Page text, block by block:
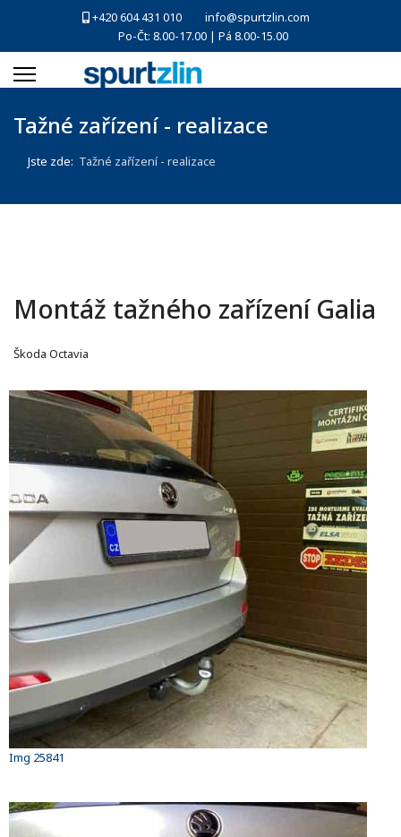
+420 604 431 010
info@spurtzlin.com
Po-Čt: 8.00-17.00 | Pá 8.00-15.00
Tažné zařízení - realizace
Jste zde: Tažné zařízení - realizace
Montáž tažného zařízení Galia
Škoda Octavia
Img 25841